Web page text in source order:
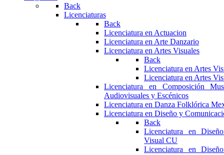
Back
Licenciaturas
Back
Licenciatura en Actuacion
Licenciatura en Arte Danzario
Licenciatura en Artes Visuales
Back
Licenciatura en Artes
Licenciatura en Artes
Licenciatura en Composición
Audiovisuales y Escénicos
Licenciatura en Danza Folklórica
Licenciatura en Diseño y
Back
Licenciatura en
Visual CU
Licenciatura en